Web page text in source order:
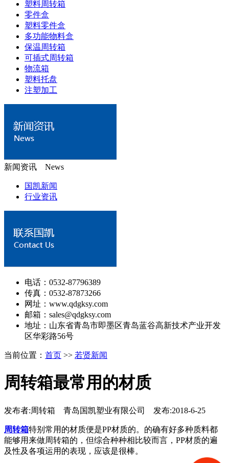
塑料周转箱
零件盒
塑料零件盒
多功能物料盒
保温周转箱
可插式周转箱
物流箱
塑料托盘
注塑加工
新闻资讯 News
国凯新闻
行业资讯
电话：0532-87796389
传真：0532-87873266
网址：www.qdgksy.com
邮箱：sales@qdgksy.com
地址：山东省青岛市即墨区青岛蓝谷高新技术产业开发
区华彩路56号
当前位置： 首页 >> 若贤新闻
周转箱最常用的材质
发布者:周转箱 青岛国凯塑业有限公司 发布:2018-6-25
周转箱特别常用的材质便是PP材质的。的确有好多种质料都
能够用来做周转箱的，但综合种种相比较而言，PP材质的遍
及性及各项运用的表现，应该是很棒。